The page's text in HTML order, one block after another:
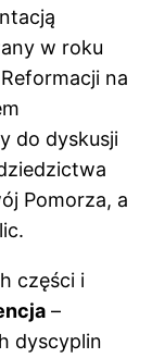
w roku
na
do dyskusji
Pomorza, a
części i
–
dyscyplin